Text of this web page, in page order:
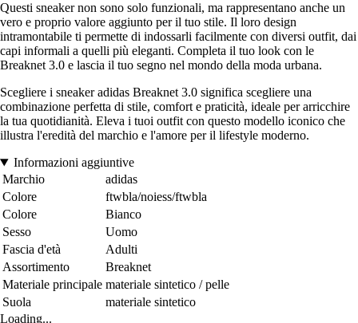
Questi sneaker non sono solo funzionali, ma rappresentano anche un
vero e proprio valore aggiunto per il tuo stile. Il loro design
intramontabile ti permette di indossarli facilmente con diversi outfit, dai
capi informali a quelli più eleganti. Completa il tuo look con le
Breaknet 3.0 e lascia il tuo segno nel mondo della moda urbana.
Scegliere i sneaker adidas Breaknet 3.0 significa scegliere una
combinazione perfetta di stile, comfort e praticità, ideale per arricchire
la tua quotidianità. Eleva i tuoi outfit con questo modello iconico che
illustra l'eredità del marchio e l'amore per il lifestyle moderno.
Informazioni aggiuntive
Marchio
adidas
Colore
ftwbla/noiess/ftwbla
Colore
Bianco
Sesso
Uomo
Fascia d'età
Adulti
Assortimento
Breaknet
Materiale principale materiale sintetico / pelle
Suola
materiale sintetico
Loading...